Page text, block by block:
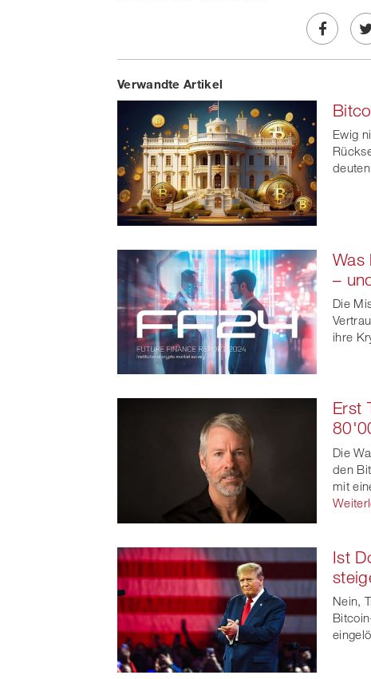
Share
Verwandte Artikel
Ewig
Was
–
Die
ihre
Erst
Die
den
mit
Ist
Nein,